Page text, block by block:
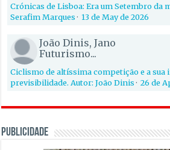
Crónicas de Lisboa: Era um Setembro da
Serafim Marques·13 de May de 2026
João Dinis, Jano
Futurismo...
Ciclismo de altíssima competição e a sua
previsibilidade. Autor: João Dinis·26 de
PUBLICIDADE